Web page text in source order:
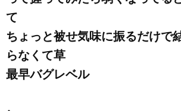
て
ちょっと被せ気味に振るだけで
らなくて草
最早バグレベル